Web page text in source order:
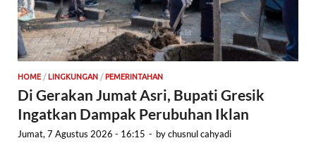
HOME / LINGKUNGAN / PEMERINTAHAN
Di Gerakan Jumat Asri, Bupati Gresik
Ingatkan Dampak Perubuhan Iklan
Jumat, 7 Agustus 2026 - 16:15 - bychusnul cahyadi